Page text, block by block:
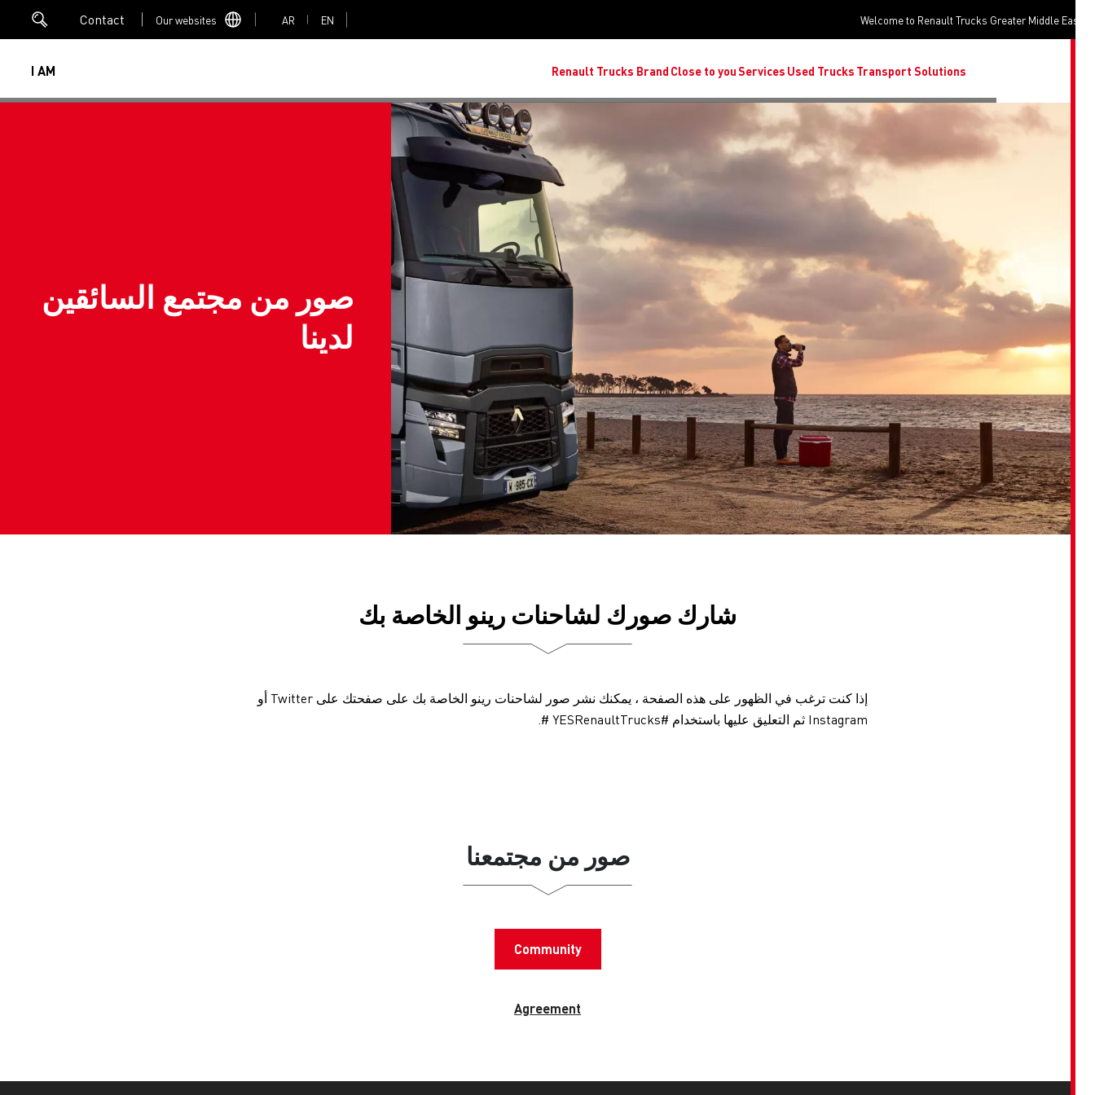
Welcome to Renault Trucks Greater Middle
AR
Our websites
Contact
Transport Solutions
Used Trucks
Services
Close to you
Renault Trucks Brand
I AM
صور من مجتمع السائقين
لدينا
شارك صورك لشاحنات رينو الخاصة بك
إذا كنت ترغب في الظهور على هذه الصفحة ، يمكنك نشر صور لشاحنات رينو الخاصة بك على صفحتك على Twitter أو
Instagram ثم التعليق عليها باستخدام #YESRenaultTrucks #.
صور من مجتمعنا
Community
Agreement